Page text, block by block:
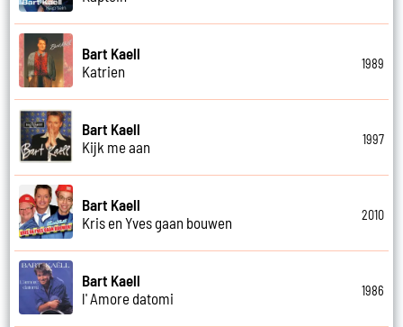
Bart Kaell
Katrien
1989
Bart Kaell
Kijk me aan
1997
Bart Kaell
Kris en Yves gaan bouwen
2010
Bart Kaell
l' Amore datomi
1986